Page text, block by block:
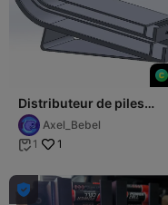
Distributeur de piles
AA/AAAAxel_Bebel
 1 1
